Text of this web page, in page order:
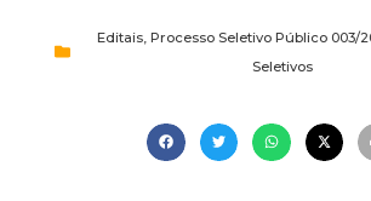
Editais, Processo Seletivo Público 003/
Seletivos